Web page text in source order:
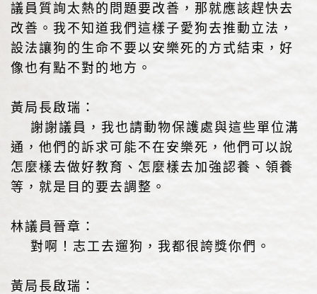
議員質詢太熱的問題要改善，那就應該趕快去
改善。我不知道我們這樣子愛狗去推動立法，
設法讓狗的生命不要以安樂死的方式結束，好
像也有點不對的地方。
黃局長啟瑞：
謝謝議員，我也請動物保護處與這些單位溝
通，他們的訴求可能不在安樂死，他們可以說
怎麼樣去做好教育、怎麼樣去加強認養、領養
等，就是目的要去調整。
林議員晉章：
對啊！志工去遛狗，我都很誇獎你們。
黃局長啟瑞：